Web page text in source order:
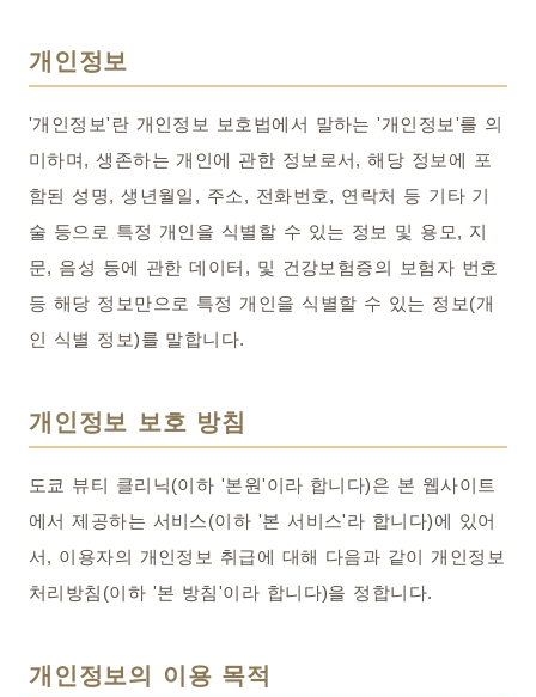
개인정보
'개인정보'란 개인정보 보호법에서 말하는 '개인정보'를 의
미하며, 생존하는 개인에 관한 정보로서, 해당 정보에 포
함된 성명, 생년월일, 주소, 전화번호, 연락처 등 기타 기
술 등으로 특정 개인을 식별할 수 있는 정보 및 용모, 지
문, 음성 등에 관한 데이터, 및 건강보험증의 보험자 번호
등 해당 정보만으로 특정 개인을 식별할 수 있는 정보(개
인 식별 정보)를 말합니다.
개인정보 보호 방침
도쿄 뷰티 클리닉(이하 '본원'이라 합니다)은 본 웹사이트
에서 제공하는 서비스(이하 '본 서비스'라 합니다)에 있어
서, 이용자의 개인정보 취급에 대해 다음과 같이 개인정보
처리방침(이하 '본 방침'이라 합니다)을 정합니다.
개인정보의 이용 목적